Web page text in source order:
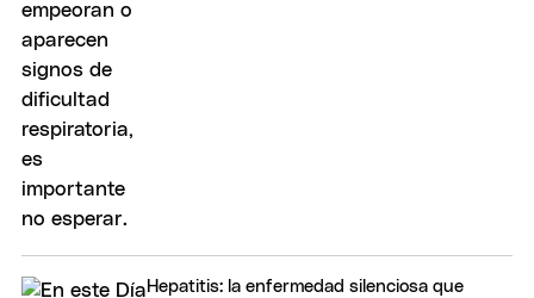
Hepatitis: la enfermedad silenciosa que